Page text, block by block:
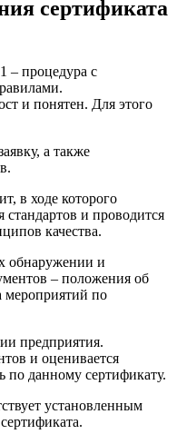
сертификата
– процедура с
и понятен. Для этого
а также
в ходе которого
стандартов и проводится
качества.
обнаружении и
– положения об
мероприятий по
предприятия.
и оценивается
по данному сертификату.
установленным